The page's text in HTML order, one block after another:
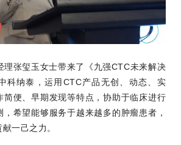
理张玺玉女士带来了《九强CTC未来解决
科纳泰，运用CTC产品无创、动态、实
简便、早期发现等特点，协助于临床进行
希望能够服务于越来越多的肿瘤患者，
一己之力。